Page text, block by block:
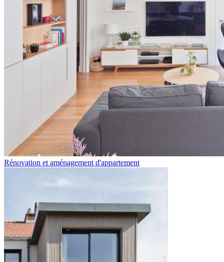
Rénovation et aménagement d'appartement